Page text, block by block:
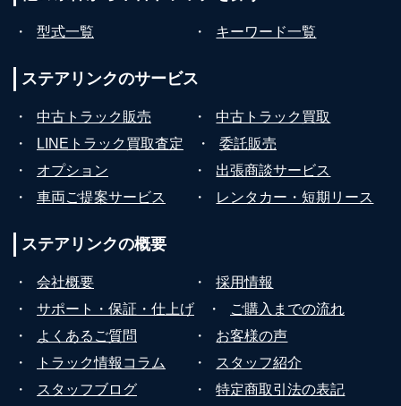
・ 型式一覧 ・ キーワード一覧
ステアリンクのサービス
・ 中古トラック販売 ・
中古トラック買取
・
LINEトラック買取査定 ・
委託販売
・
オプション ・
出張商談サービス
・
車両ご提案サービス ・ レンタカー・短期リース
ステアリンクの概要
・ 会社概要 ・
採用情報
・
サポート・保証・仕上げ ・
ご購入までの流れ
・
よくあるご質問 ・
お客様の声
・
トラック情報コラム ・
スタッフ紹介
・
スタッフブログ ・ 特定商取引法の表記